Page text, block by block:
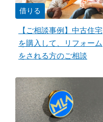
借りる
【ご相談事例】中古住宅
を購入して、リフォーム
をされる方のご相談